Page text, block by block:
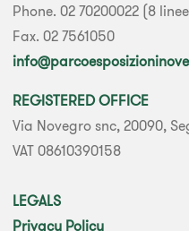
Phone. 02 70200022 (8
Fax. 02 7561050
REGISTERED OFFICE
Via Novegro snc, 20090,
VAT 08610390158
LEGALS
Privacy Policy